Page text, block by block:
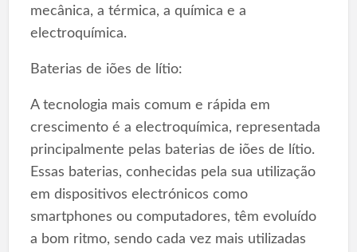
mecânica, a térmica, a química e a
electroquímica.
Baterias de iões de lítio:
A tecnologia mais comum e rápida em
crescimento é a electroquímica, representada
principalmente pelas baterias de iões de lítio.
Essas baterias, conhecidas pela sua utilização
em dispositivos electrónicos como
smartphones ou computadores, têm evoluído
a bom ritmo, sendo cada vez mais utilizadas